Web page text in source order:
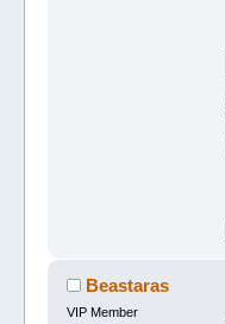
Beastaras
VIP Member